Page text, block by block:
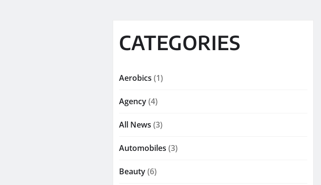
CATEGORIES
Aerobics (1)
Agency(4)
All News (3)
Automobiles (3)
Beauty(6)